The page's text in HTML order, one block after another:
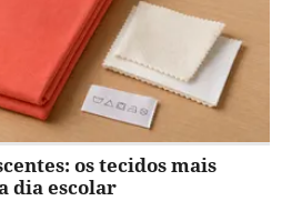
os tecidos mais
dia escolar